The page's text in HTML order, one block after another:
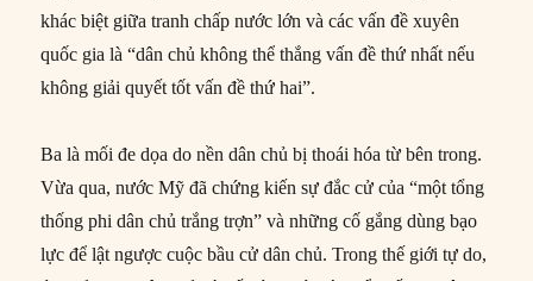
khác biệt giữa tranh chấp nước lớn và các vấn đề xuyên
quốc gia là “dân chủ không thể thắng vấn đề thứ nhất nếu
không giải quyết tốt vấn đề thứ hai”.
Ba là mối đe dọa do nền dân chủ bị thoái hóa từ bên trong.
Vừa qua, nước Mỹ đã chứng kiến sự đắc cử của “một tổng
thống phi dân chủ trắng trợn” và những cố gắng dùng bạo
lực để lật ngược cuộc bầu cử dân chủ. Trong thế giới tự do,